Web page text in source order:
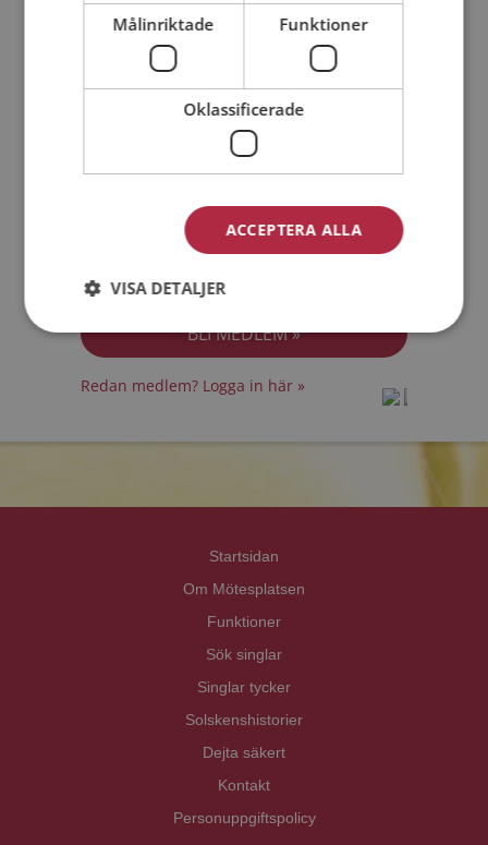
Min ålder:
Medlemsvillkoren
Jag accepterarPersonuppgiftspolicyn
Redan medlem? Logga in här »
Startsidan
Om Mötesplatsen
Funktioner
Sök singlar
Singlar tycker
Solskenshistorier
Dejta säkert
Kontakt
Personuppgiftspolicy
Målinriktade Funktioner
Oklassificerade
ACCEPTERA ALLA
VISA DETALJER